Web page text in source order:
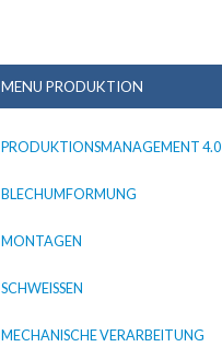
MENU PRODUKTION
PRODUKTIONSMANAGEMENT 4.0
BLECHUMFORMUNG
MONTAGEN
SCHWEISSEN
MECHANISCHE VERARBEITUNG